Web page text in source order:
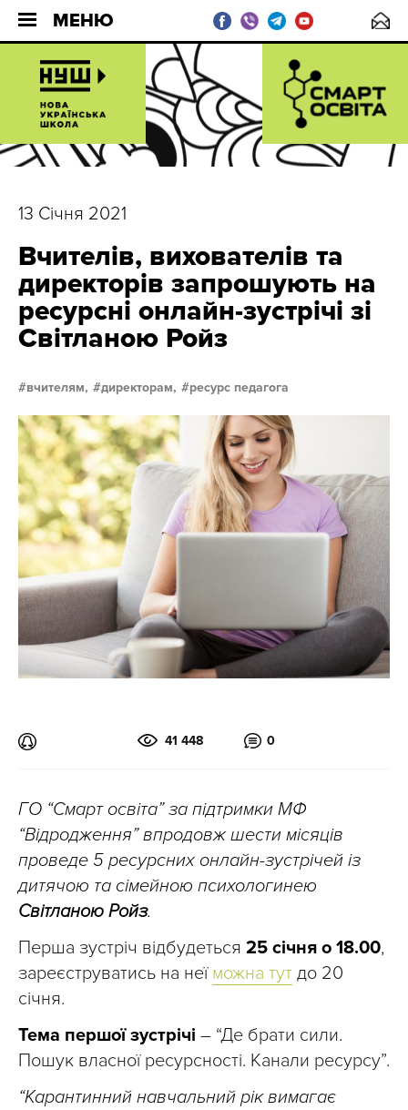
МЕНЮ
13 Січня 2021
Вчителів, вихователів та
директорів запрошують на
ресурсні онлайн-зустрічі зі
Світланою Ройз
вчителям, директорам, ресурс педагога
41 448 0
ГО “Смарт освіта” за підтримки МФ
“Відродження” впродовж шести місяців
проведе 5 ресурсних онлайн-зустрічей із
дитячою та сімейною психологинею
Світланою Ройз.
Перша зустріч відбудеться 25 січня о 18.00,
зареєструватись на неї можна тут до 20
січня.
Тема першої зустрічі – “Де брати сили.
Пошук власної ресурсності. Канали ресурсу”.
“Карантинний навчальний рік вимагає